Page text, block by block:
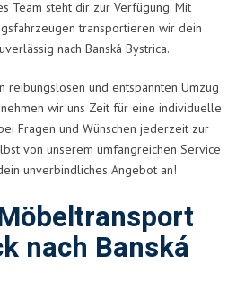
Team steht dir zur Verfügung. Mit
transportieren wir dein
nach Banská Bystrica.
reibungslosen und entspannten Umzug
wir uns Zeit für eine individuelle
Fragen und Wünschen jederzeit zur
von unserem umfangreichen Service
unverbindliches Angebot an!
nach Banská